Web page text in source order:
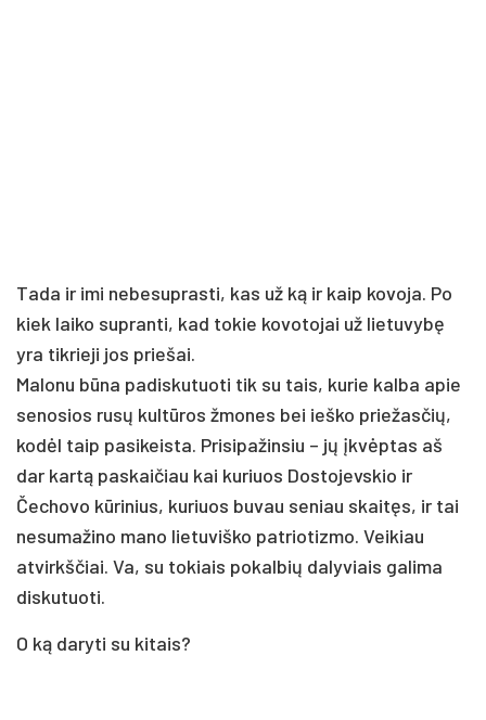
Tada ir imi nebesuprasti, kas už ką ir kaip kovoja. Po
kiek laiko supranti, kad tokie kovotojai už lietuvybę
yra tikrieji jos priešai.
Malonu būna padiskutuoti tik su tais, kurie kalba apie
senosios rusų kultūros žmones bei ieško priežasčių,
kodėl taip pasikeista. Prisipažinsiu – jų įkvėptas aš
dar kartą paskaičiau kai kuriuos Dostojevskio ir
Čechovo kūrinius, kuriuos buvau seniau skaitęs, ir tai
nesumažino mano lietuviško patriotizmo. Veikiau
atvirkščiai. Va, su tokiais pokalbių dalyviais galima
diskutuoti.
O ką daryti su kitais?